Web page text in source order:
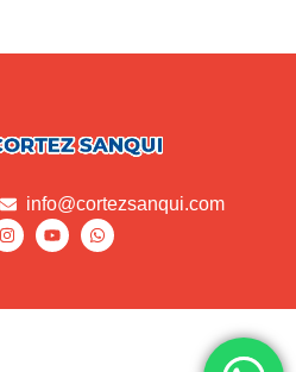
info@cortezsanqui.com